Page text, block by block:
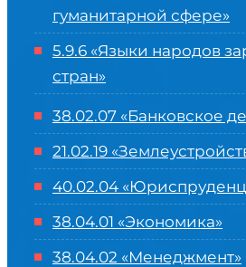
гуманитарной сфере»
5.9.6 «Языки народов
стран»
38.02.07 «Банковское
21.02.19
40.02.04
38.04.01 «Экономика»
38.04.02 «Менеджмент»